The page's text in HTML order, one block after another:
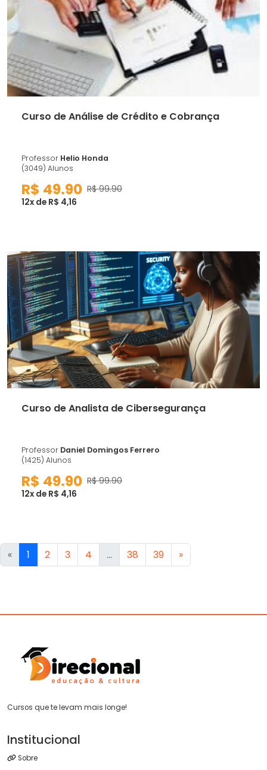
Curso de Análise de Crédito e Cobrança
Professor Helio Honda
(3049) Alunos
R$ 49.90 R$ 99.90
12x de R$ 4,16
Curso de Analista de Cibersegurança
Professor Daniel Domingos Ferrero
(1425) Alunos
R$ 49.90 R$ 99.90
12x de R$ 4,16
« 1 2 3 4 ... 38 39 »
Cursos que te levam mais longe!
Institucional
Sobre